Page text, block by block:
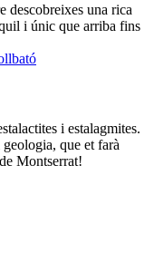
descobreixes una rica
i únic que arriba fins
i estalagmites.
que et farà
Montserrat!